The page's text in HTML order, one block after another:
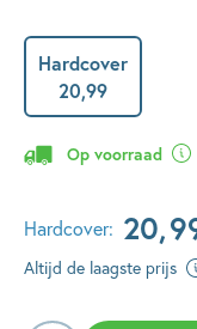
Hardcover
20,99
Op voorraad
Hardcover: 20,
Altijd de laagste prijs